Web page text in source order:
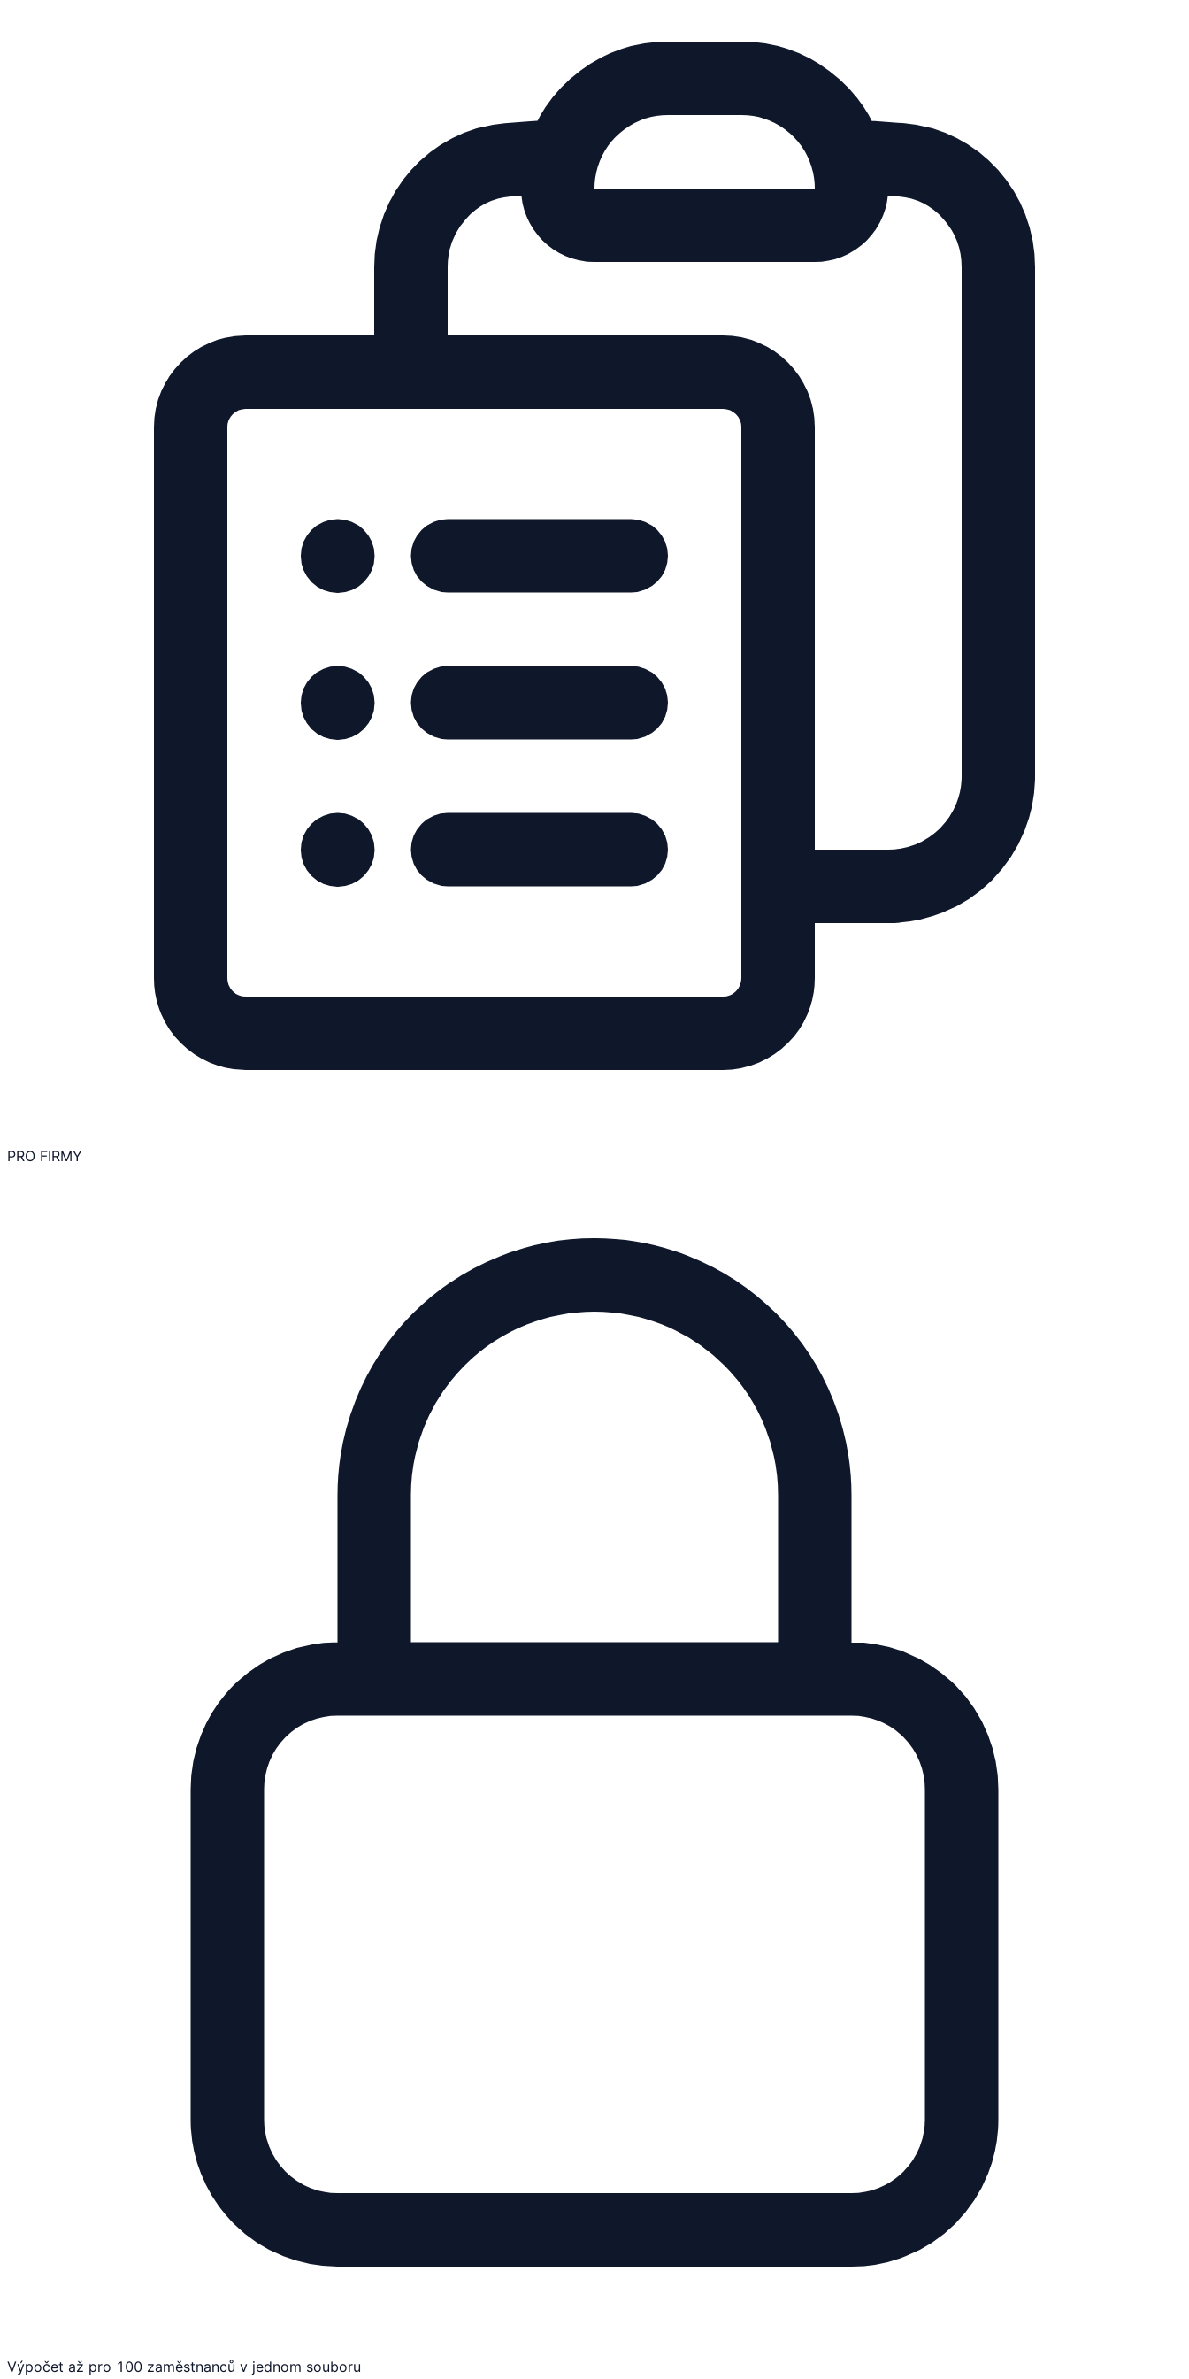
PRO FIRMY
Výpočet až pro 100 zaměstnanců v jednom souboru